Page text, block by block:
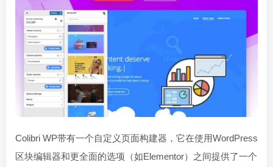
Colibri WP带有一个自定义页面构建器，它在使用WordPress
区块编辑器和更全面的选项（如Elementor）之间提供了一个